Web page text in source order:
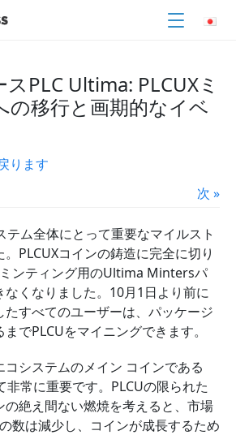
PLC Ultima: PLCUXミ
の移行と画期的なイベ
ります
次 »
テム全体にとって重要なマイルスト
PLCUXコインの鋳造に完全に切り
ンティング用のUltima Mintersパ
なくなりました。10月1日より前に
すべてのユーザーは、パッケージ
でPLCUをマイニングできます。
コシステムのメイン コインである
非常に重要です。PLCUの限られた
の絶え間ない燃焼を考えると、市場
数は減少し、コインが成長するため